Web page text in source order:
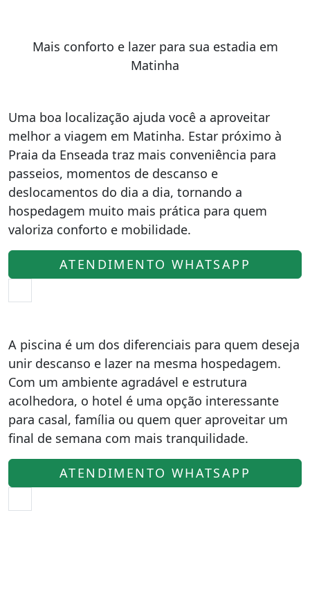
Mais conforto e lazer para sua estadia em
Matinha
Uma boa localização ajuda você a aproveitar
melhor a viagem em Matinha. Estar próximo à
Praia da Enseada traz mais conveniência para
passeios, momentos de descanso e
deslocamentos do dia a dia, tornando a
hospedagem muito mais prática para quem
valoriza conforto e mobilidade.
ATENDIMENTO WHATSAPP
A piscina é um dos diferenciais para quem deseja
unir descanso e lazer na mesma hospedagem.
Com um ambiente agradável e estrutura
acolhedora, o hotel é uma opção interessante
para casal, família ou quem quer aproveitar um
final de semana com mais tranquilidade.
ATENDIMENTO WHATSAPP